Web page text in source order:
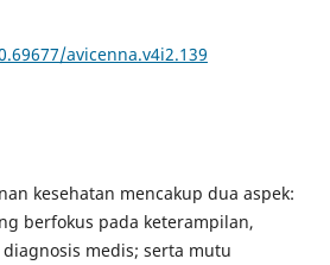
avicenna.v4i2.139
kesehatan mencakup dua aspek:
berfokus pada keterampilan,
medis; serta mutu